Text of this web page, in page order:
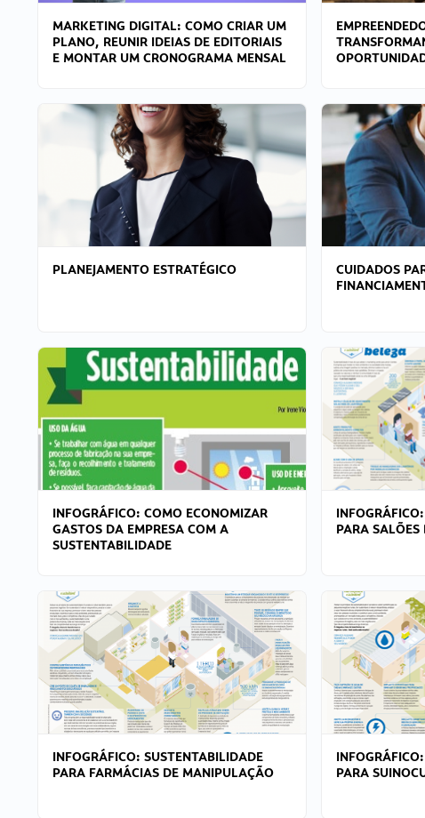
MARKETING DIGITAL: COMO CRIAR UM
PLANO, REUNIR IDEIAS DE EDITORIAIS
E MONTAR UM CRONOGRAMA MENSAL
PLANEJAMENTO ESTRATÉGICO
CUIDADOS
INFOGRÁFICO: COMO ECONOMIZAR
GASTOS DA EMPRESA COM A
SUSTENTABILIDADE
PARA SALÕES
INFOGRÁFICO: SUSTENTABILIDADE
PARA FARMÁCIAS DE MANIPULAÇÃO
PARA